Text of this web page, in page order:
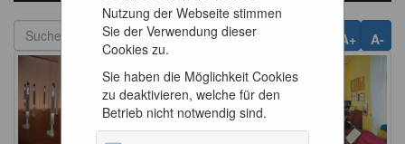
Nutzung der Webseite stimmen
Sie der Verwendung dieser
Cookies zu.
Sie haben die Möglichkeit Cookies
zu deaktivieren, welche für den
Betrieb nicht notwendig sind.
A-
A+